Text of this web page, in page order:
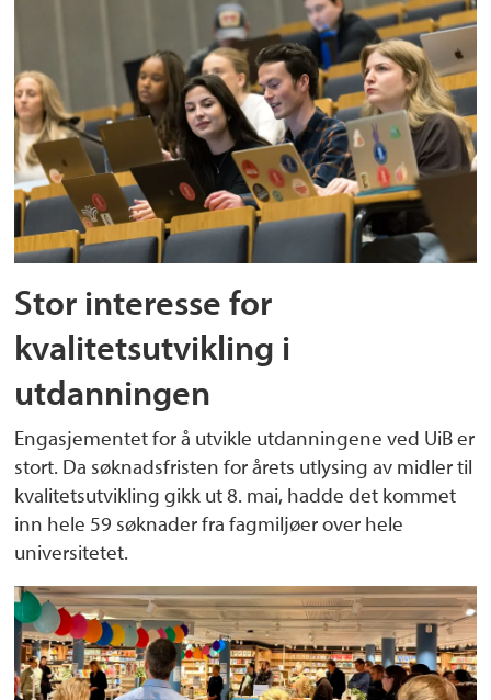
Stor interesse for
kvalitetsutvikling i
utdanningen
Engasjementet for å utvikle utdanningene ved UiB er
stort. Da søknadsfristen for årets utlysing av midler til
kvalitetsutvikling gikk ut 8. mai, hadde det kommet
inn hele 59 søknader fra fagmiljøer over hele
universitetet.